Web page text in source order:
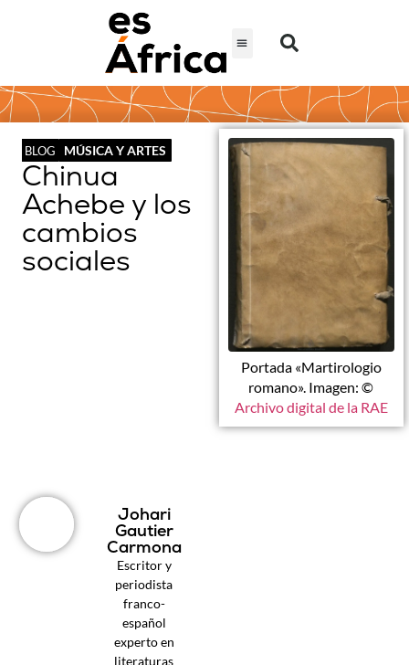
BLOG MÚSICA Y ARTES
Chinua
Achebe y los
cambios
sociales
Portada «Martirologio
romano». Imagen: ©
Archivo digital de la RAE
Johari
Gautier
Carmona
Escritor y
periodista
franco-
español
experto en
literaturas